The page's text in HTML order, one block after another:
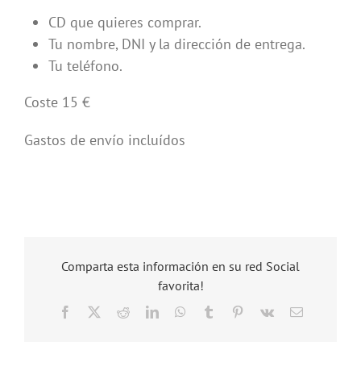
CD que quieres comprar.
Tu nombre, DNI y la dirección de entrega.
Tu teléfono.
Coste 15 €
Gastos de envío incluídos
Comparta esta información en su red Social
favorita!
Facebook RedditLinkedInWhatsApp
Tumblr Pinterest
Vk
Correo